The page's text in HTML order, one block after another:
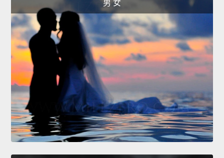
男 女